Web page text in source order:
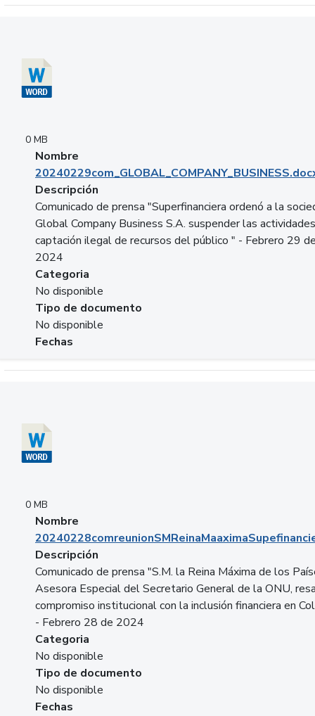
0 MB
Nombre
Descripción
Comunicado de prensa "Superfinanciera ordenó a la
Global Company Business S.A. suspender las
captación ilegal de recursos del público " - Febrero 29
2024
Categoria
No disponible
Tipo de documento
No disponible
Fechas
0 MB
Nombre
Descripción
Comunicado de prensa "S.M. la Reina Máxima de los
Asesora Especial del Secretario General de la ONU,
compromiso institucional con la inclusión financiera en
- Febrero 28 de 2024
Categoria
No disponible
Tipo de documento
No disponible
Fechas